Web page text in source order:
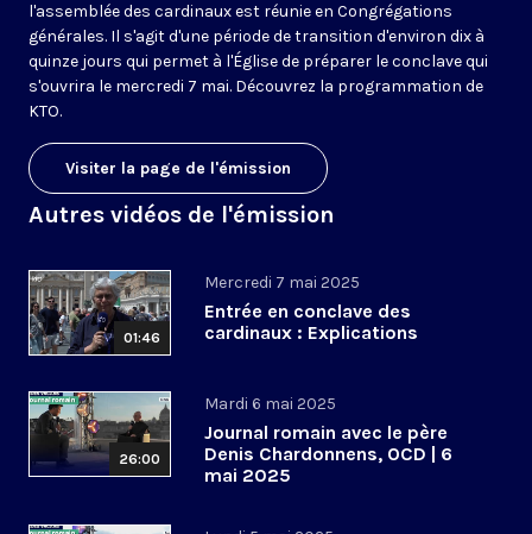
l'assemblée des cardinaux est réunie en Congrégations
générales. Il s'agit d'une période de transition d'environ dix à
quinze jours qui permet à l'Église de préparer le conclave qui
s'ouvrira le mercredi 7 mai. Découvrez la programmation de
KTO.
Visiter la page de l'émission
Autres vidéos de l'émission
01:46
Mercredi 7 mai 2025
Entrée en conclave des
cardinaux : Explications
26:00
Mardi 6 mai 2025
Journal romain avec le père
Denis Chardonnens, OCD | 6
mai 2025